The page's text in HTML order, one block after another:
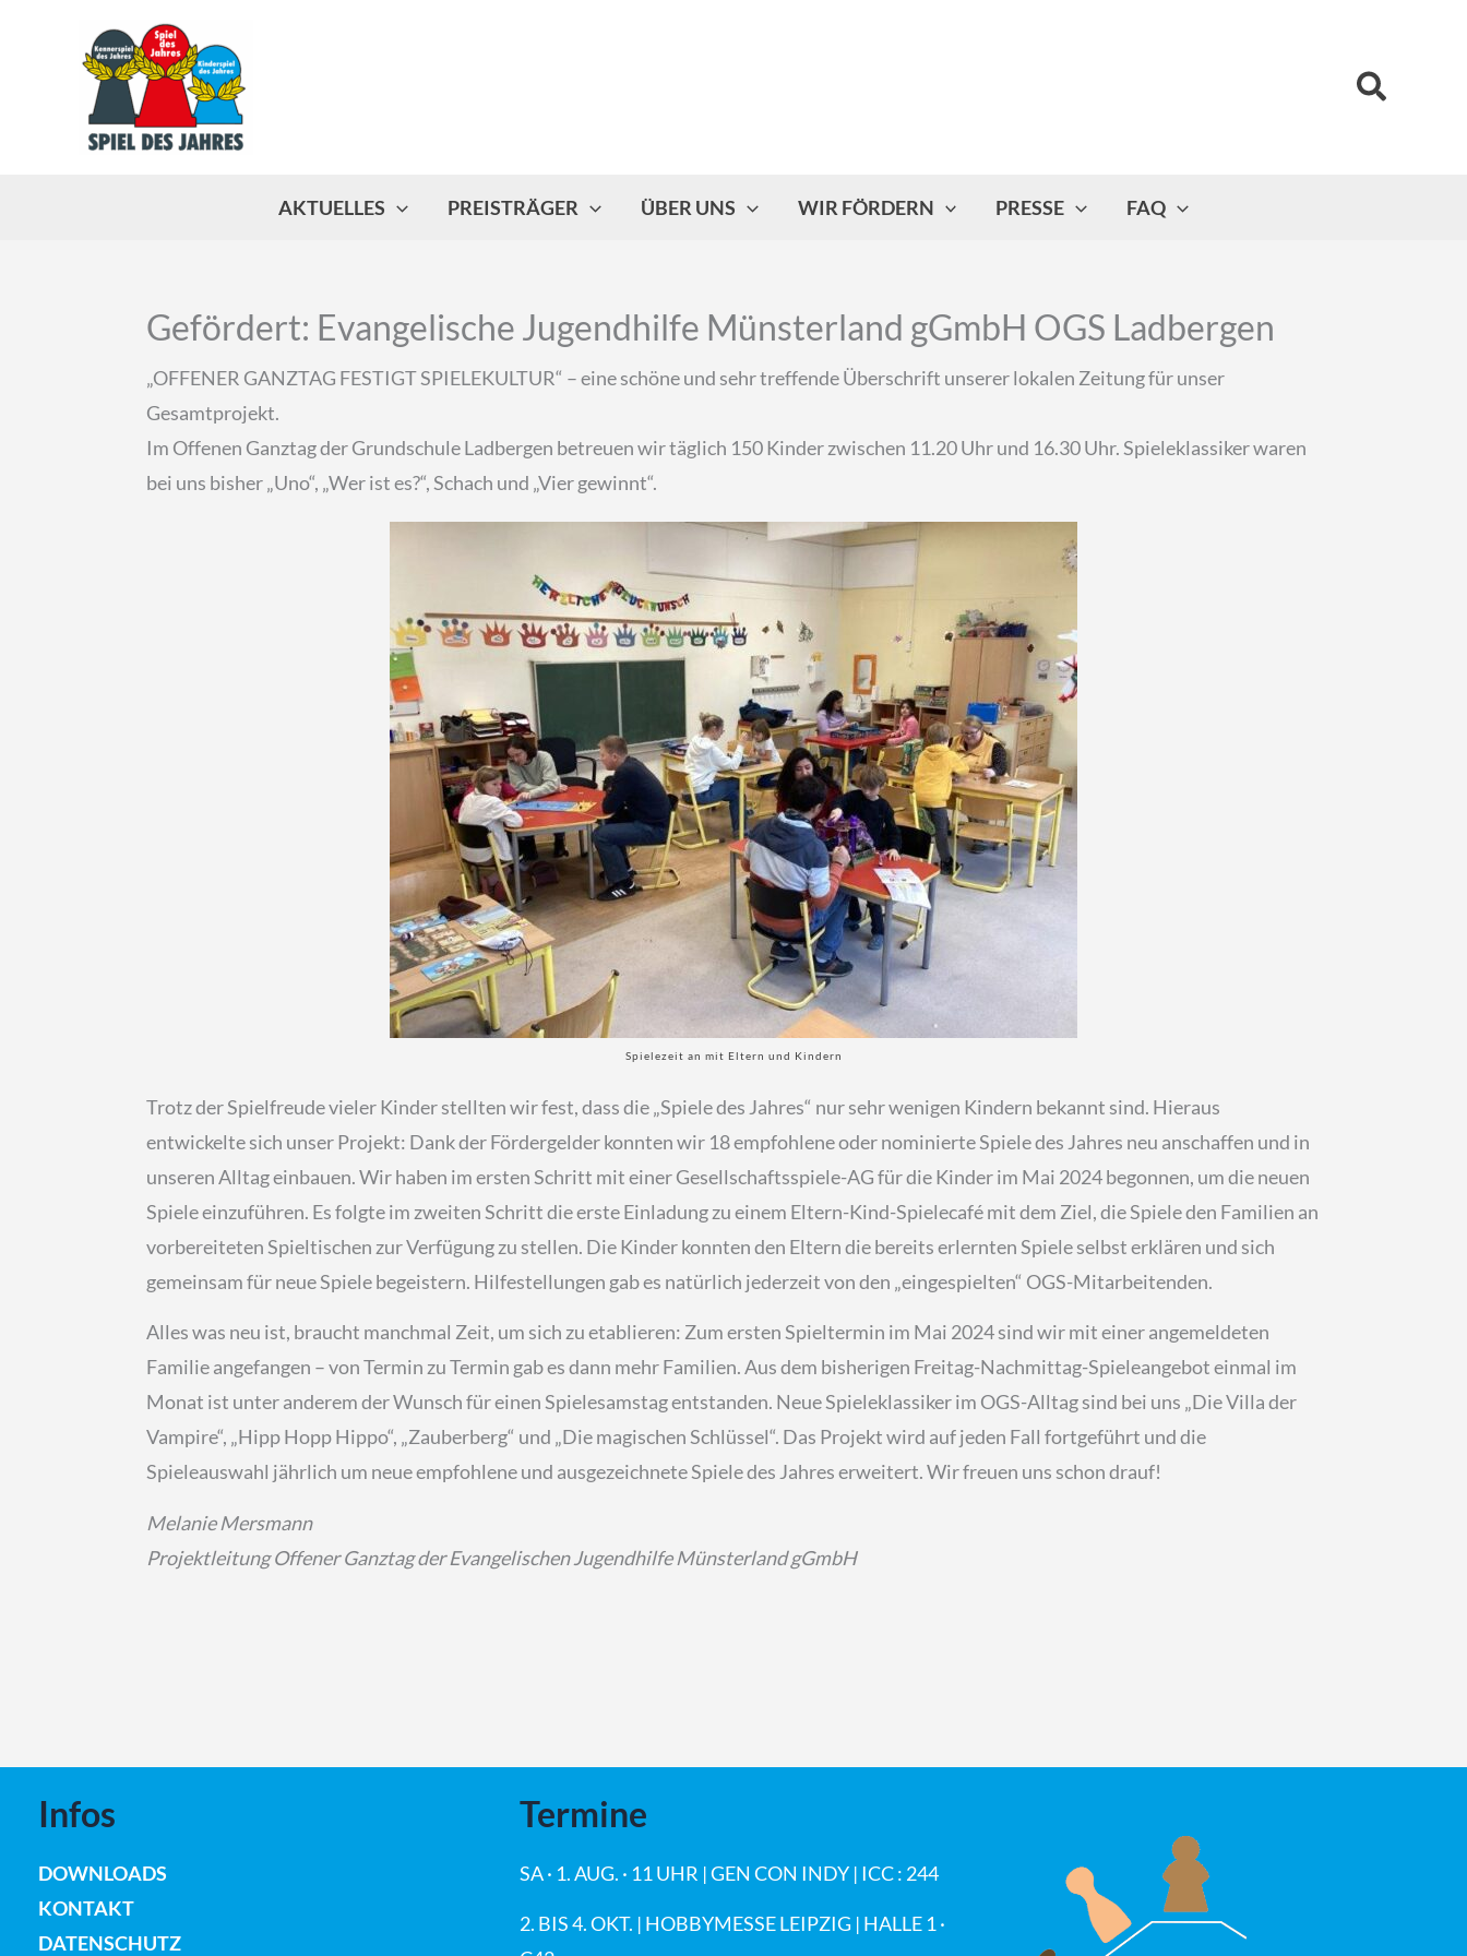
Suchen
AKTUELLES PREISTRÄGER ÜBER UNS WIR FÖRDERN PRESSE FAQ
Gefördert: Evangelische Jugendhilfe Münsterland gGmbH OGS Ladbergen
„OFFENER GANZTAG FESTIGT SPIELEKULTUR“ – eine schöne und sehr treffende Überschrift unserer lokalen Zeitung für unser
Gesamtprojekt.
Im Offenen Ganztag der Grundschule Ladbergen betreuen wir täglich 150 Kinder zwischen 11.20 Uhr und 16.30 Uhr. Spieleklassiker waren
bei uns bisher „Uno“, „Wer ist es?“, Schach und „Vier gewinnt“.
Spielezeit an mit Eltern und Kindern
Trotz der Spielfreude vieler Kinder stellten wir fest, dass die „Spiele des Jahres“ nur sehr wenigen Kindern bekannt sind. Hieraus
entwickelte sich unser Projekt: Dank der Fördergelder konnten wir 18 empfohlene oder nominierte Spiele des Jahres neu anschaffen und in
unseren Alltag einbauen. Wir haben im ersten Schritt mit einer Gesellschaftsspiele-AG für die Kinder im Mai 2024 begonnen, um die neuen
Spiele einzuführen. Es folgte im zweiten Schritt die erste Einladung zu einem Eltern-Kind-Spielecafé mit dem Ziel, die Spiele den Familien an
vorbereiteten Spieltischen zur Verfügung zu stellen. Die Kinder konnten den Eltern die bereits erlernten Spiele selbst erklären und sich
gemeinsam für neue Spiele begeistern. Hilfestellungen gab es natürlich jederzeit von den „eingespielten“ OGS-Mitarbeitenden.
Alles was neu ist, braucht manchmal Zeit, um sich zu etablieren: Zum ersten Spieltermin im Mai 2024 sind wir mit einer angemeldeten
Familie angefangen – von Termin zu Termin gab es dann mehr Familien. Aus dem bisherigen Freitag-Nachmittag-Spieleangebot einmal im
Monat ist unter anderem der Wunsch für einen Spielesamstag entstanden. Neue Spieleklassiker im OGS-Alltag sind bei uns „Die Villa der
Vampire“, „Hipp Hopp Hippo“, „Zauberberg“ und „Die magischen Schlüssel“. Das Projekt wird auf jeden Fall fortgeführt und die
Spieleauswahl jährlich um neue empfohlene und ausgezeichnete Spiele des Jahres erweitert. Wir freuen uns schon drauf!
Melanie Mersmann
Projektleitung Offener Ganztag der Evangelischen Jugendhilfe Münsterland gGmbH
Infos
DOWNLOADS
KONTAKT
DATENSCHUTZ
Termine
SA · 1. AUG. · 11 UHR | GEN CON INDY | ICC : 244
2. BIS 4. OKT. | HOBBYMESSE LEIPZIG | HALLE 1 ·